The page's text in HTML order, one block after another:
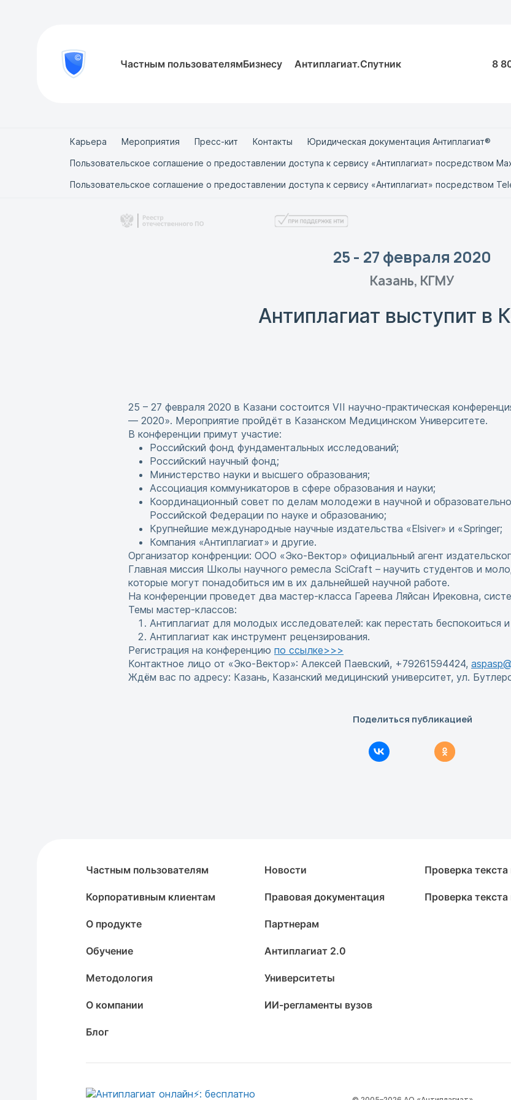
Проверить
Частным пользователямБизнесу Антиплагиат.Спутник
8
8
Карьера Мероприятия Пресс-кит Контакты Юридическая документация Антиплагиат®
Пользовательское соглашение о предоставлении доступа к сервису «Антиплагиат» посредством
Пользовательское соглашение о предоставлении доступа к сервису «Антиплагиат» посредством
25 - 27 февраля 2020
Казань, КГМУ
Антиплагиат выступит в
25 – 27 февраля 2020 в Казани состоится VII научно-практическая
— 2020». Мероприятие пройдёт в Казанском Медицинском Университете.
В конференции примут участие:
Российский фонд фундаментальных исследований;
Российский научный фонд;
Министерство науки и высшего образования;
Ассоциация коммуникаторов в сфере образования и науки;
Координационный совет по делам молодежи в научной и
Российской Федерации по науке и образованию;
Крупнейшие международные научные издательства «Elsiver» и «Springer;
Компания «Антиплагиат» и другие.
Организатор конфренции: ООО «Эко-Вектор» официальный агент
Главная миссия Школы научного ремесла SciCraft – научить студентов и
которые могут понадобиться им в их дальнейшей научной работе.
На конференции проведет два мастер-класса Гареева Ляйсан Ирековна,
Темы мастер-классов:
Антиплагиат для молодых исследователей: как перестать беспокоиться и
Антиплагиат как инструмент рецензирования.
Регистрация на конференцию по ссылке>>>
Контактное лицо от «Эко-Вектор»: Алексей Паевский, +79261594424,
Ждём вас по адресу: Казань, Казанский медицинский университет, ул.
Поделиться публикацией
Частным пользователям
Корпоративным клиентам
О продукте
Обучение
Методология
О компании
Блог
Новости
Правовая документация
Партнерам
Антиплагиат 2.0
Университеты
ИИ-регламенты вузов
Проверка текста
Проверка текста